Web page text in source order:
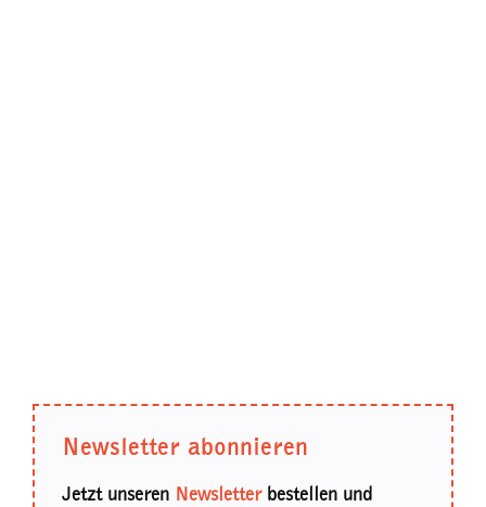
Newsletter abonnieren
Jetzt unseren Newsletterbestellen und